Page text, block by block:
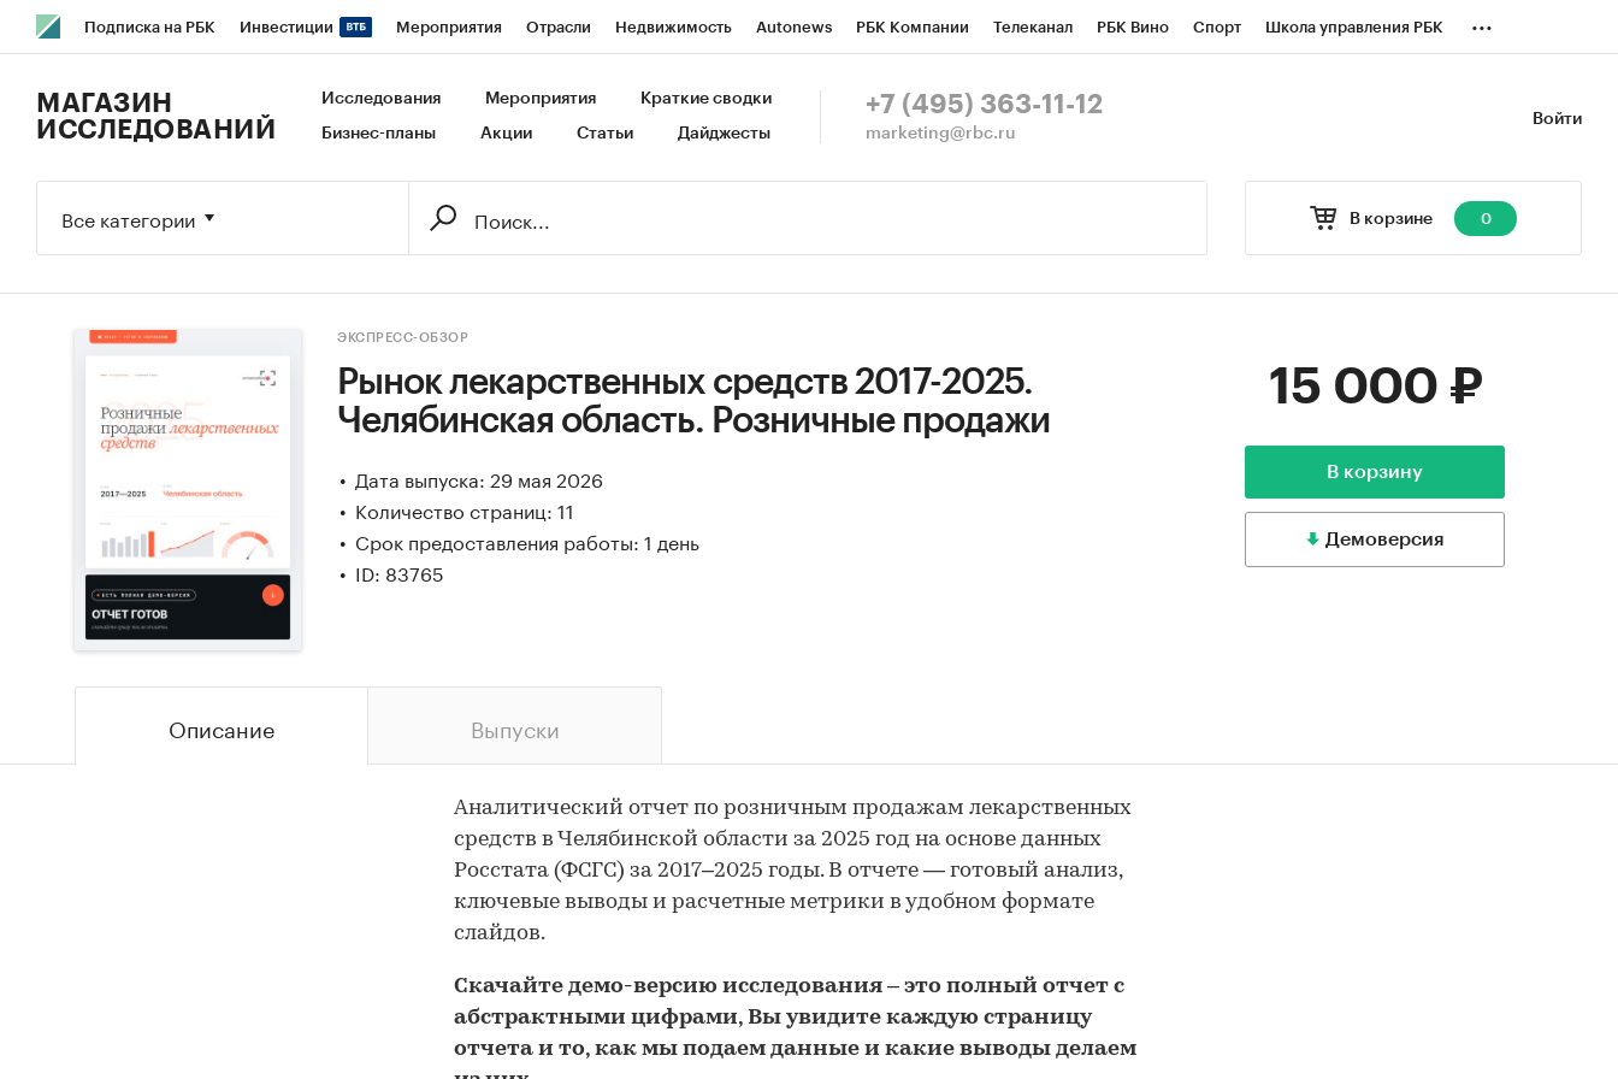
Подписка на РБК Инвестиции Мероприятия Отрасли Недвижимость Autonews РБК Компании Телеканал РБК Вино Спорт Школа управления РБК
Исследования Кредитные рейтинги Франшизы Газета Спецпроекты СПб Конференции СПб Спецпроекты
...
Войти
МАГАЗИН
ИССЛЕДОВАНИЙ
Исследования Мероприятия Краткие сводки
Бизнес-планы Акции Статьи Дайджесты
+7 (495) 363-11-12
marketing@rbc.ru
В корзине 0
Все категории
ЭКСПРЕСС-ОБЗОР
Рынок лекарственных средств 2017-2025.
Челябинская область. Розничные продажи
Дата выпуска: 29 мая 2026
Количество страниц: 11
Срок предоставления работы: 1 день
ID: 83765
15 000 ₽
В корзину
Демоверсия
Описание Выпуски
Аналитический отчет по розничным продажам лекарственных
средств в Челябинской области за 2025 год на основе данных
Росстата (ФСГС) за 2017–2025 годы. В отчете — готовый анализ,
ключевые выводы и расчетные метрики в удобном формате
слайдов.
Скачайте демо-версию исследования – это полный отчет с
абстрактными цифрами, Вы увидите каждую страницу
отчета и то, как мы подаем данные и какие выводы делаем